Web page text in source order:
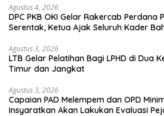
Agustus 4, 2026
DPC PKB OKI Gelar Rakercab Perdana
Serentak, Ketua Ajak Seluruh Kader
Agustus 3, 2026
LTB Gelar Pelatihan Bagi LPHD di Dua
Timur dan Jangkat
Agustus 3, 2026
Capaian PAD Melempem dan OPD
Insyaratkan Akan Lakukan Evaluasi